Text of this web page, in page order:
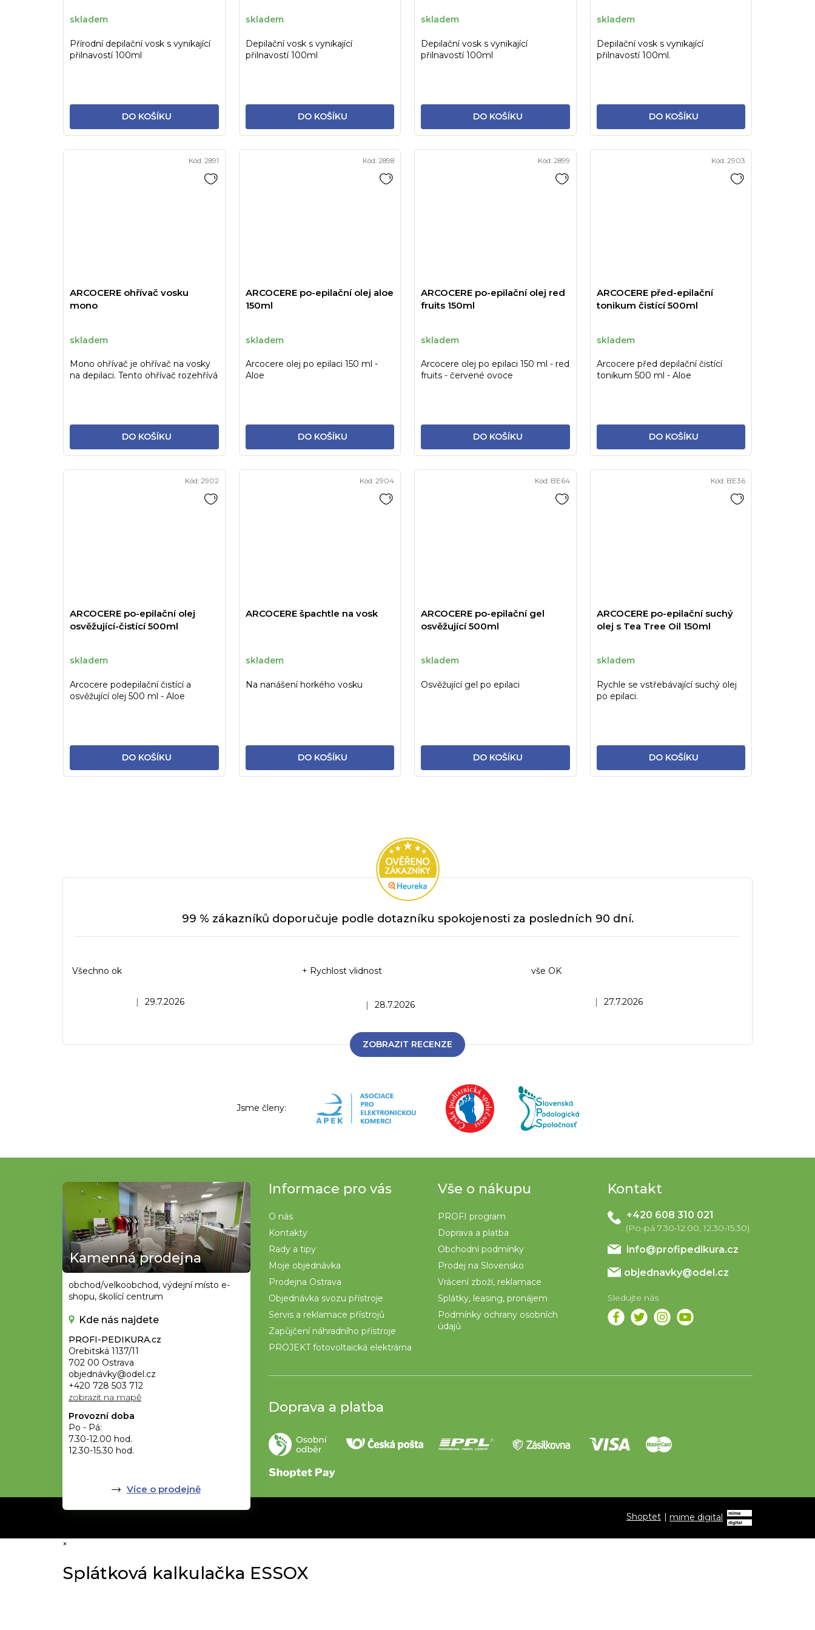
k
ů
skladem
DO KOŠÍKU
Přírodní depilační vosk s vynikající
přilnavostí 100ml
skladem
DO KOŠÍKU
Depilační vosk s vynikající
přilnavostí 100ml
skladem
DO KOŠÍKU
Depilační vosk s vynikající
přilnavostí 100ml
skladem
DO KOŠÍKU
Depilační vosk s vynikající
přilnavostí 100ml.
ARCOCERE ohřívač vosku
mono
skladem
DO KOŠÍKU
Mono ohřívač je ohřívač na vosky
na depilaci. Tento ohřívač rozehřívá
Kód: 2891
ARCOCERE po-epilační olej aloe
150ml
skladem
DO KOŠÍKU
Arcocere olej po epilaci 150 ml -
Aloe
Kód: 2898
ARCOCERE po-epilační olej red
fruits 150ml
skladem
DO KOŠÍKU
Arcocere olej po epilaci 150 ml - red
fruits - červené ovoce
Kód: 2899
ARCOCERE před-epilační
tonikum čistící 500ml
skladem
DO KOŠÍKU
Arcocere před depilační čistící
tonikum 500 ml - Aloe
Kód: 2903
ARCOCERE po-epilační olej
osvěžující-čistící 500ml
skladem
DO KOŠÍKU
Arcocere podepilační čistící a
osvěžující olej 500 ml - Aloe
Kód: 2902
ARCOCERE špachtle na vosk
skladem
DO KOŠÍKU
Na nanášení horkého vosku
Kód: 2904
ARCOCERE po-epilační gel
osvěžující 500ml
skladem
DO KOŠÍKU
Osvěžující gel po epilaci
Kód: BE64
ARCOCERE po-epilační suchý
olej s Tea Tree Oil 150ml
skladem
DO KOŠÍKU
Rychle se vstřebávající suchý olej
po epilaci.
Kód: BE36
l
á
d
a
c
í
v
p
i
99 % zákazníků doporučuje podle dotazníku spokojenosti za posledních 90 dní.
Hodnocení obchodu je 5 z 5 hvězdiček.
29.7.2026
Všechno ok
Hodnocení obchodu je 5 z 5 hvězdiček.
| 28.7.2026
+ Rychlost vlidnost
Hodnocení obchodu je 5 z 5 hvězdiček.
27.7.2026
vše OK
ZOBRAZIT RECENZE
Jsme členy:
Informace pro vás
O nás
Kontakty
Rady a tipy
Moje objednávka
Prodejna Ostrava
Objednávka svozu přístroje
Servis a reklamace přístrojů
Zapůjčení náhradního přístroje
PROJEKT fotovoltaická elektrárna
Vše o nákupu
PROFI program
Doprava a platba
Obchodní podmínky
Prodej na Slovensko
Vrácení zboží, reklamace
Splátky, leasing, pronájem
Podmínky ochrany osobních
údajů
Kontakt
info@profipedikura.cz
+420 608 310 021
objednavky@odel.cz
Kamenná prodejna
obchod/velkoobchod, výdejní místo e-
shopu, školící centrum
Kde nás najdete
PROFI-PEDIKURA.cz
Orebitská 1137/11
702 00 Ostrava
objednávky@odel.cz
+420 728 503 712
zobrazit na mapě
Provozní doba
Po - Pá:
7.30-12.00 hod.
12.30-15.30 hod.
Více o prodejně
Doprava a platba
Shoptet mime digital
×
Splátková kalkulačka ESSOX